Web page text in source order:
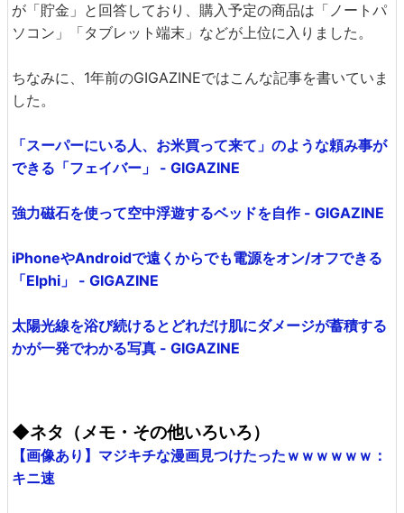
が「貯金」と回答しており、購入予定の商品は「ノートパ
ソコン」「タブレット端末」などが上位に入りました。
ちなみに、1年前のGIGAZINEではこんな記事を書いていま
した。
「スーパーにいる人、お米買って来て」のような頼み事が
できる「フェイバー」 - GIGAZINE
強力磁石を使って空中浮遊するベッドを自作 - GIGAZINE
iPhoneやAndroidで遠くからでも電源をオン/オフできる
「Elphi」 - GIGAZINE
太陽光線を浴び続けるとどれだけ肌にダメージが蓄積する
かが一発でわかる写真 - GIGAZINE
◆ネタ（メモ・その他いろいろ）
【画像あり】マジキチな漫画見つけたったｗｗｗｗｗｗ：
キニ速